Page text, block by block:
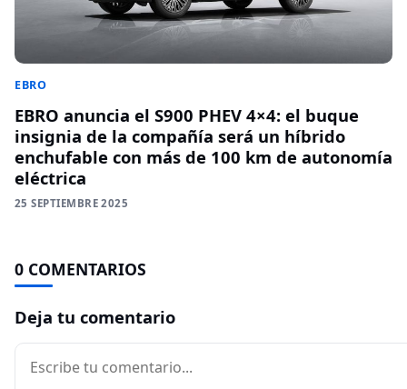
EBRO
EBRO anuncia el S900 PHEV 4×4: el buque
insignia de la compañía será un híbrido
enchufable con más de 100 km de autonomía
eléctrica
25 SEPTIEMBRE 2025
0 COMENTARIOS
Deja tu comentario
Comentario